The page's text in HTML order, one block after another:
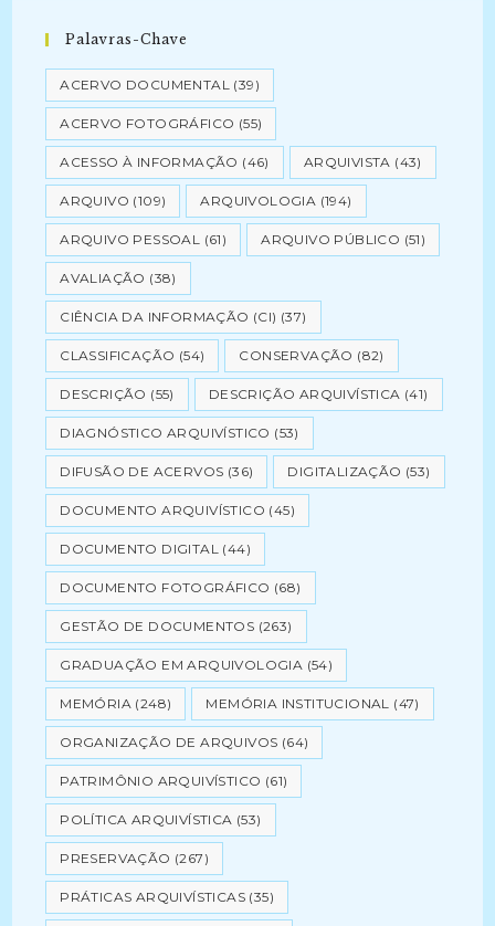
Palavras-Chave
ACERVO DOCUMENTAL (39)
ACERVO FOTOGRÁFICO (55)
ACESSO À INFORMAÇÃO (46) ARQUIVISTA (43)
ARQUIVO (109) ARQUIVOLOGIA (194)
ARQUIVO PESSOAL (61) ARQUIVO PÚBLICO (51)
AVALIAÇÃO (38)
CIÊNCIA DA INFORMAÇÃO (CI) (37)
CLASSIFICAÇÃO (54) CONSERVAÇÃO (82)
DESCRIÇÃO (55) DESCRIÇÃO ARQUIVÍSTICA (41)
DIAGNÓSTICO ARQUIVÍSTICO (53)
DIFUSÃO DE ACERVOS (36) DIGITALIZAÇÃO (53)
DOCUMENTO ARQUIVÍSTICO (45)
DOCUMENTO DIGITAL (44)
DOCUMENTO FOTOGRÁFICO (68)
GESTÃO DE DOCUMENTOS (263)
GRADUAÇÃO EM ARQUIVOLOGIA (54)
MEMÓRIA (248) MEMÓRIA INSTITUCIONAL (47)
ORGANIZAÇÃO DE ARQUIVOS (64)
PATRIMÔNIO ARQUIVÍSTICO (61)
POLÍTICA ARQUIVÍSTICA (53)
PRESERVAÇÃO (267)
PRÁTICAS ARQUIVÍSTICAS (35)